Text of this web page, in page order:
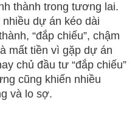
thành trong tương lai.
dự án kéo dài
“đắp chiếu”, chậm
mất tiền vì gặp dự án
chủ đầu tư “đắp chiếu”
cũng khiến nhiều
và lo sợ.